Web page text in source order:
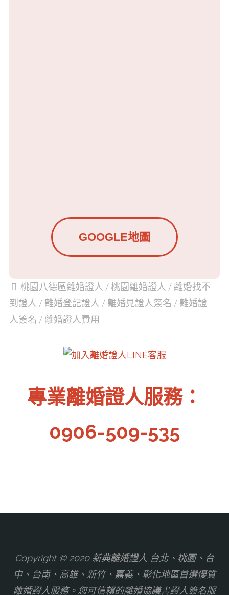
GOOGLE地圖
桃園八德區離婚證人 /桃園離婚證人 / 離婚找不
到證人 / 離婚登記證人 / 離婚見證人簽名 / 離婚證
人簽名 / 離婚證人費用
專業離婚證人服務：
0906-509-535
Copyright © 2020 新典離婚證人 台北、桃園、台
中、台南、高雄、新竹、嘉義、彰化地區首選優質
離婚證人服務。您可信賴的離婚協議書證人簽名服